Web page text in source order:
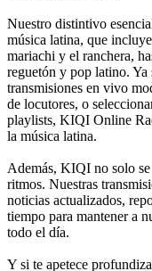
Nuestro distintivo
música latina, que
mariachi y el ranchera,
reguetón y pop latino. Ya
transmisiones en vivo
de locutores, o
playlists, KIQI Online
la música latina.
Además, KIQI no solo se
ritmos. Nuestras
noticias actualizados,
tiempo para mantener a
todo el día.
Y si te apetece